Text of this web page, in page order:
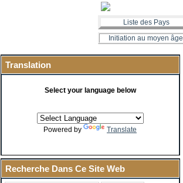
Liste des Pays
Initiation au moyen âge
Translation
Select your language below
Powered by Translate
Recherche Dans Ce Site Web